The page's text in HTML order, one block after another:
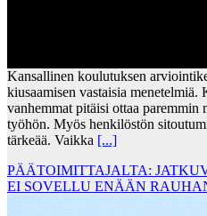
Kansallinen koulutuksen
kiusaamisen vastaisia
vanhemmat pitäisi ottaa paremmin
työhön. Myös henkilöstön
tärkeää. Vaikka [...]
PÄÄTOIMITTAJALTA:
EI SOVELLU ENÄÄN